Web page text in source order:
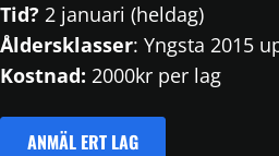
Tid? 2 januari (heldag)
Åldersklasser: Yngsta 2015
Kostnad: 2000kr per lag
ANMÄL ERT LAG